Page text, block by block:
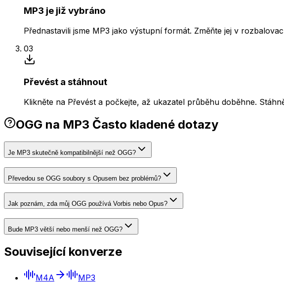
MP3 je již vybráno
Přednastavili jsme MP3 jako výstupní formát. Změňte jej v
03
Převést a stáhnout
Klikněte na Převést a počkejte, až ukazatel průběhu doběhne.
OGG na MP3 Často kladené dotazy
Je MP3 skutečně kompatibilnější než OGG?
Převedou se OGG soubory s Opusem bez problémů?
Jak poznám, zda můj OGG používá Vorbis nebo Opus?
Bude MP3 větší nebo menší než OGG?
Související konverze
M4A MP3